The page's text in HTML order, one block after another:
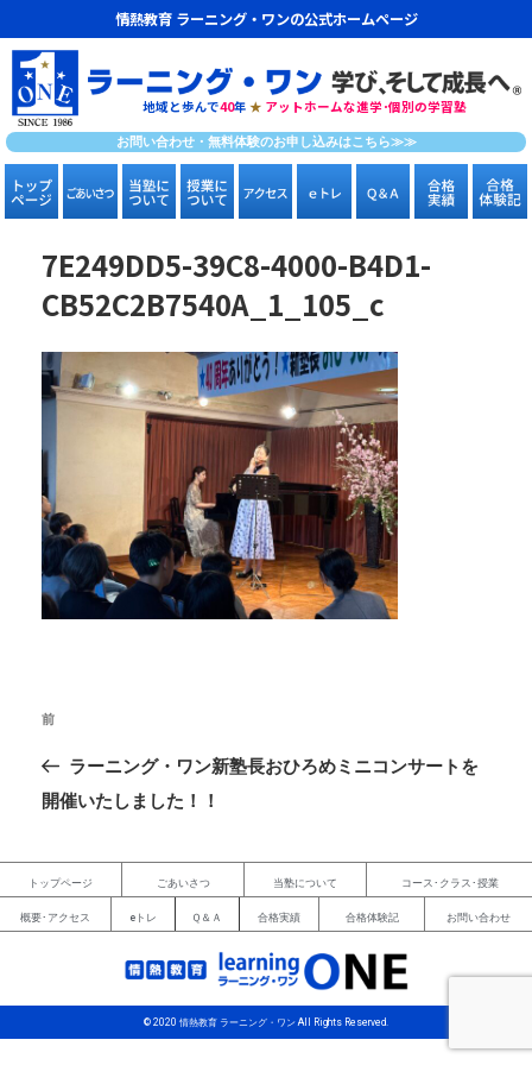
情熱教育 ラーニング・ワンの公式ホームページ
地域と歩んで40年 ★ アットホームな進学･個別の学習塾
お問い合わせ・無料体験のお申し込みはこちら≫≫
7E249DD5-39C8-4000-B4D1-
CB52C2B7540A_1_105_c
前
ラーニング・ワン新塾長おひろめミニコンサートを
開催いたしました！！
トップページ ごあいさつ 当塾について コース･クラス･授業
概要･アクセス eトレ Ｑ＆Ａ 合格実績 合格体験記 お問い合わせ
© 2020 情熱教育 ラーニング・ワン All Rights Reserved.